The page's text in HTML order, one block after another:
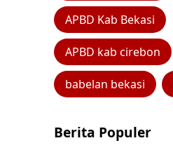
APBD Kab Bekasi
APBD kab cirebon
babelan bekasi
Berita Populer